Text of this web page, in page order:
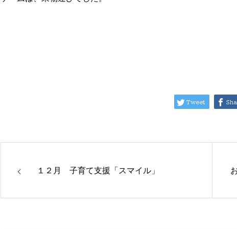
Tweet
１２月 子育て支援「スマイル」